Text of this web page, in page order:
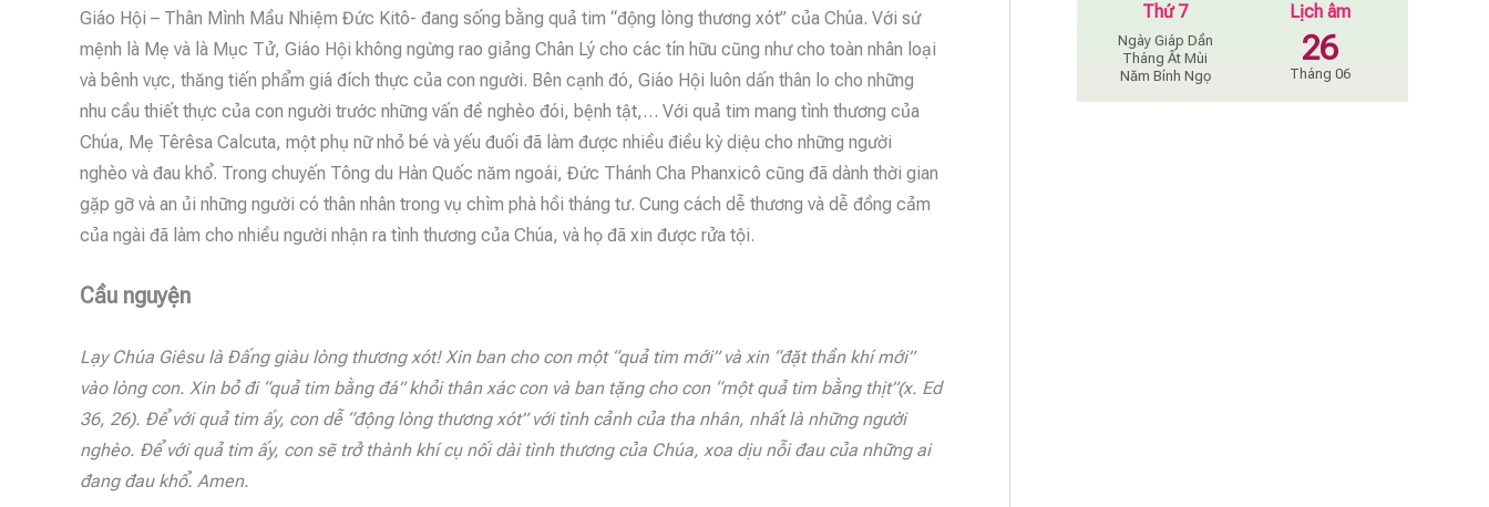
Giáo Hội – Thân Mình Mầu Nhiệm Đức Kitô- đang sống bằng quả tim “động lòng thương xót” của Chúa. Với sứ
mệnh là Mẹ và là Mục Tử, Giáo Hội không ngừng rao giảng Chân Lý cho các tín hữu cũng như cho toàn nhân loại
và bênh vực, thăng tiến phẩm giá đích thực của con người. Bên cạnh đó, Giáo Hội luôn dấn thân lo cho những
nhu cầu thiết thực của con người trước những vấn đề nghèo đói, bệnh tật,… Với quả tim mang tình thương của
Chúa, Mẹ Têrêsa Calcuta, một phụ nữ nhỏ bé và yếu đuối đã làm được nhiều điều kỳ diệu cho những người
nghèo và đau khổ. Trong chuyến Tông du Hàn Quốc năm ngoái, Đức Thánh Cha Phanxicô cũng đã dành thời gian
gặp gỡ và an ủi những người có thân nhân trong vụ chìm phà hồi tháng tư. Cung cách dễ thương và dễ đồng cảm
của ngài đã làm cho nhiều người nhận ra tình thương của Chúa, và họ đã xin được rửa tội.
Cầu nguyện
Lạy Chúa Giêsu là Đấng giàu lòng thương xót! Xin ban cho con một “quả tim mới” và xin “đặt thần khí mới”
vào lòng con. Xin bỏ đi “quả tim bằng đá” khỏi thân xác con và ban tặng cho con “một quả tim bằng thịt”(x. Ed
36, 26). Để với quả tim ấy, con dễ “động lòng thương xót” với tình cảnh của tha nhân, nhất là những người
nghèo. Để với quả tim ấy, con sẽ trở thành khí cụ nối dài tình thương của Chúa, xoa dịu nỗi đau của những ai
đang đau khổ. Amen.
Thứ 7
Ngày Giáp Dần
Tháng Ất Mùi
Năm Bính Ngọ
Lịch âm
26
Tháng 06